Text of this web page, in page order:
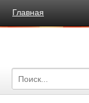
Главная